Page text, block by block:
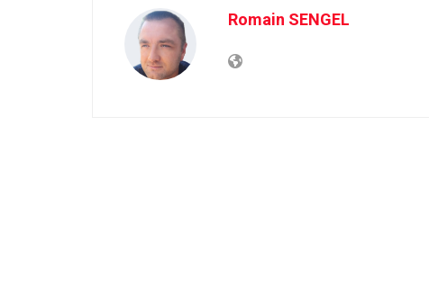
Romain SENGEL